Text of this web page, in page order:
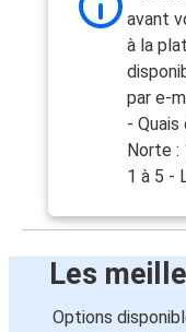
avant
à la
par e-
-
Norte :
1 à 5 -
Les
Options